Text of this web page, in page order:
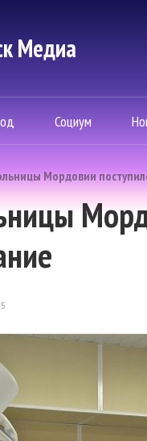
Mедиа
Социум
Мордовии